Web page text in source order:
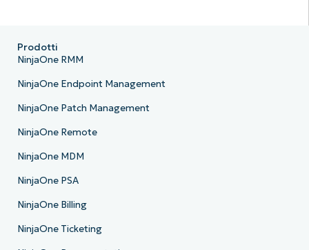
Prodotti
NinjaOne RMM
NinjaOne Endpoint Management
NinjaOne Patch Management
NinjaOne Remote
NinjaOne MDM
NinjaOne PSA
NinjaOne Billing
NinjaOne Ticketing